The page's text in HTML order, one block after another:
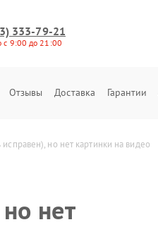
333-79-21
с 9:00 до 21:00
Отзывы Доставка Гарантии
но нет картинки на видео
нет